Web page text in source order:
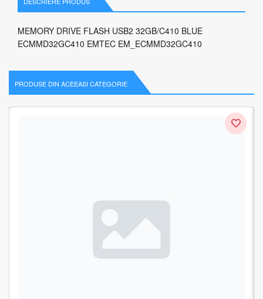
MEMORY DRIVE FLASH USB2 32GB/C410 BLUE
ECMMD32GC410 EMTEC EM_ECMMD32GC410
PRODUSE DIN ACEEASI CATEGORIE